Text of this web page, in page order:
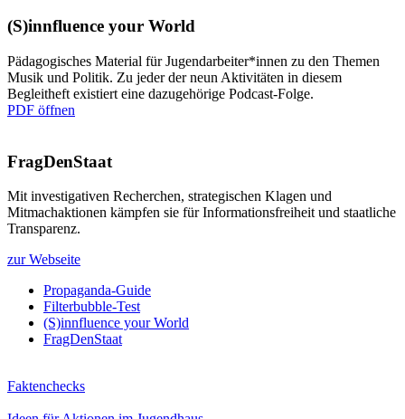
(S)innfluence your World
Pädagogisches Material für Jugendarbeiter*innen zu den Themen
Musik und Politik. Zu jeder der neun Aktivitäten in diesem
Begleitheft existiert eine dazugehörige Podcast-Folge.
PDF öffnen
FragDenStaat
Mit investigativen Recherchen, strategischen Klagen und
Mitmachaktionen kämpfen sie für Informationsfreiheit und staatliche
Transparenz.
zur Webseite
Propaganda-Guide
Filterbubble-Test
(S)innfluence your World
FragDenStaat
Faktenchecks